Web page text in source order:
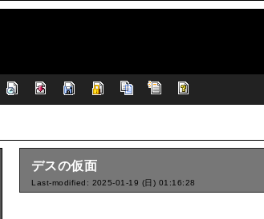
デスの仮面
Last-modified: 2025-01-19 (日) 01:16:28